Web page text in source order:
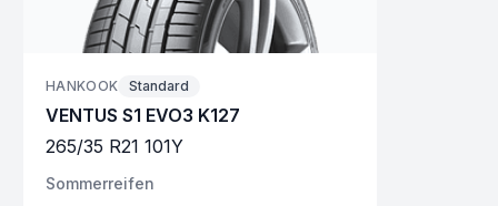
HANKOOK Standard
VENTUS S1 EVO3 K127
265/35 R21 101Y
Sommerreifen